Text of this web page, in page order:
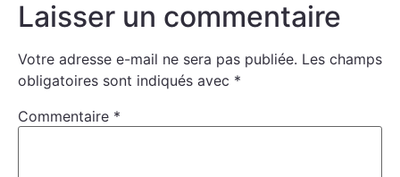
Laisser un commentaire
Votre adresse e-mail ne sera pas publiée. Les champs
obligatoires sont indiqués avec *
Commentaire *